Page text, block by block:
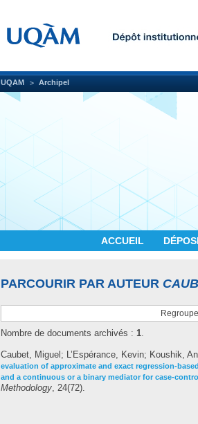
UQAM Archipel
ACCUEIL
PARCOURIR PAR AUTEUR
Nombre de documents archivés : 1.
Caubet, Miguel ; L’Espérance, Kevin; Koushik,
evaluation of approximate and exact regression-
and a continuous or a binary mediator for case-
Methodology, 24(72).